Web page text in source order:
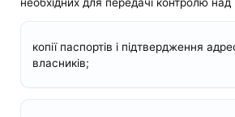
копії паспортів і підтвердження
власників;